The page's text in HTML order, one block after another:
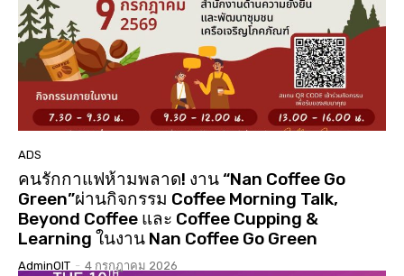
นมัสการสรงน้ำองค์พระบรมสารีริกธาตุ 3 แผ่นดิน ปี
2568 วัดเจดีย์ ต.ดู่ใต้ อ.เมือง จ.น่าน
02:07:34
ประกวดเทพีสงกรานต์คิมหันต์ฤดู น่านนครประจำปี
2568( จัดงาน 14 เมษายน 68 )( LGBTQ )
04:23:07
“#เสน่หา #มนตรา #น่านนครา #เมืองเก่ามีชีวิต”
ADS
คนรักกาแฟห้ามพลาด! งาน “Nan Coffee Go
Green”ผ่านกิจกรรม Coffee Morning Talk,
Beyond Coffee และ Coffee Cupping &
Learning ในงาน Nan Coffee Go Green
AdminOIT - 4 กรกฎาคม 2026